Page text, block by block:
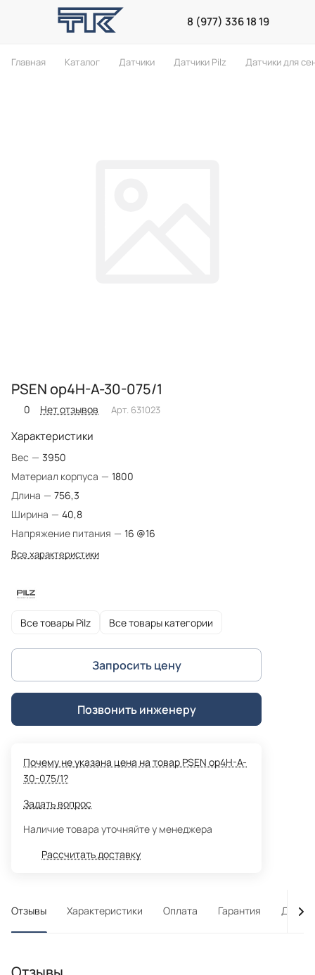
8 (977) 336 18 19
Главная Каталог Датчики Датчики Pilz Датчики для
PSEN op4H-A-30-075/1
0 Нет отзывов Арт. 631023
Характеристики
Вес — 3950
Материал корпуса — 1800
Длина — 756,3
Ширина — 40,8
Напряжение питания — 16 @16
Все характеристики
Все товары Pilz Все товары категории
Запросить цену
Позвонить инженеру
Почему не указана цена на товар PSEN op4H-A-
30-075/1?
Задать вопрос
Наличие товара уточняйте у менеджера
Рассчитать доставку
Отзывы Характеристики Оплата Гарантия